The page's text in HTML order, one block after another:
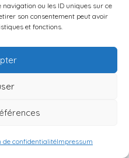
ou les ID uniques sur ce
son consentement peut avoir
et fonctions.
de confidentialitéImpressum
une campagne
ont été traitées
populaire local,
renforcées.